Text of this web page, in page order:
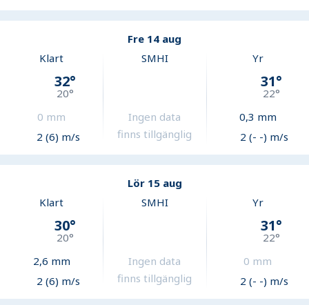
Fre 14 aug
Klart
32°
20°
0 mm
2 (6) m/s
SMHI
Ingen data
finns tillgänglig
Yr
31°
22°
0,3 mm
2 (- -) m/s
Lör 15 aug
Klart
30°
20°
2,6 mm
2 (6) m/s
SMHI
Ingen data
finns tillgänglig
Yr
31°
22°
0 mm
2 (- -) m/s